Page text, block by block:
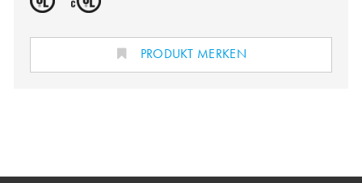
PRODUKT MERKEN